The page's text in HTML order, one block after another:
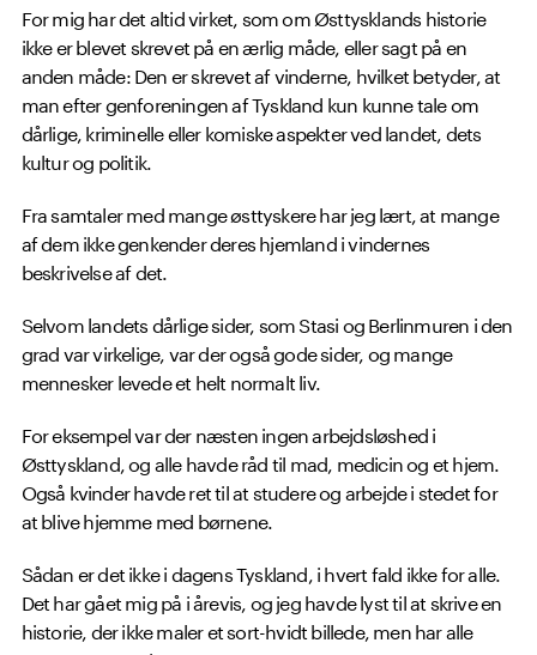
For mig har det altid virket, som om Østtysklands historie
ikke er blevet skrevet på en ærlig måde, eller sagt på en
anden måde: Den er skrevet af vinderne, hvilket betyder, at
man efter genforeningen af Tyskland kun kunne tale om
dårlige, kriminelle eller komiske aspekter ved landet, dets
kultur og politik.
Fra samtaler med mange østtyskere har jeg lært, at mange
af dem ikke genkender deres hjemland i vindernes
beskrivelse af det.
Selvom landets dårlige sider, som Stasi og Berlinmuren i den
grad var virkelige, var der også gode sider, og mange
mennesker levede et helt normalt liv.
For eksempel var der næsten ingen arbejdsløshed i
Østtyskland, og alle havde råd til mad, medicin og et hjem.
Også kvinder havde ret til at studere og arbejde i stedet for
at blive hjemme med børnene.
Sådan er det ikke i dagens Tyskland, i hvert fald ikke for alle.
Det har gået mig på i årevis, og jeg havde lyst til at skrive en
historie, der ikke maler et sort-hvidt billede, men har alle